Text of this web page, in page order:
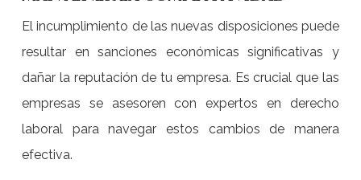
El incumplimiento de las nuevas disposiciones puede
resultar en sanciones económicas significativas y
dañar la reputación de tu empresa. Es crucial que las
empresas se asesoren con expertos en derecho
laboral para navegar estos cambios de manera
efectiva.